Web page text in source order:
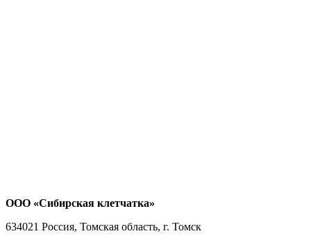
ООО «Сибирская клетчатка»
634021 Россия, Томская область, г. Томск